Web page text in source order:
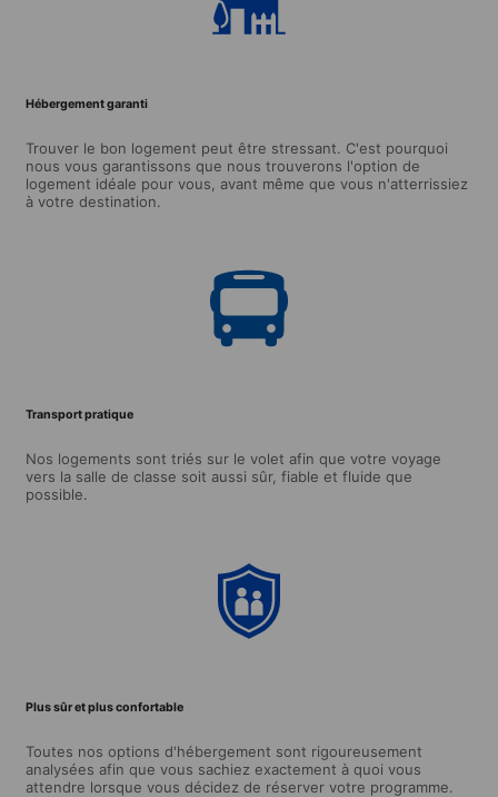
Hébergement garanti
Trouver le bon logement peut être stressant. C'est pourquoi
nous vous garantissons que nous trouverons l'option de
logement idéale pour vous, avant même que vous n'atterrissiez
à votre destination.
Transport pratique
Nos logements sont triés sur le volet afin que votre voyage
vers la salle de classe soit aussi sûr, fiable et fluide que
possible.
Plus sûr et plus confortable
Toutes nos options d'hébergement sont rigoureusement
analysées afin que vous sachiez exactement à quoi vous
attendre lorsque vous décidez de réserver votre programme.